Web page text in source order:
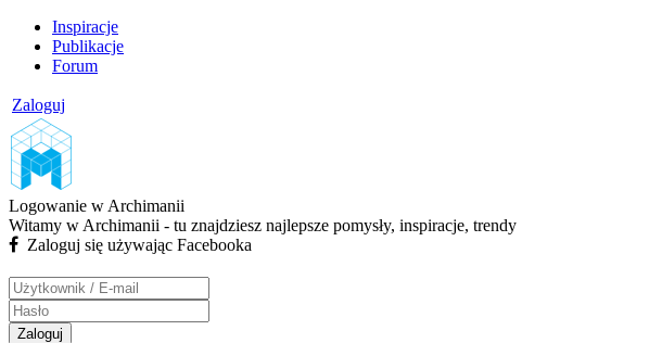
Inspiracje
Publikacje
Forum
Zaloguj
Logowanie w Archimanii
Witamy w Archimanii - tu znajdziesz najlepsze pomysły, inspiracje, trendy
Zaloguj się używając Facebooka
Zaloguj